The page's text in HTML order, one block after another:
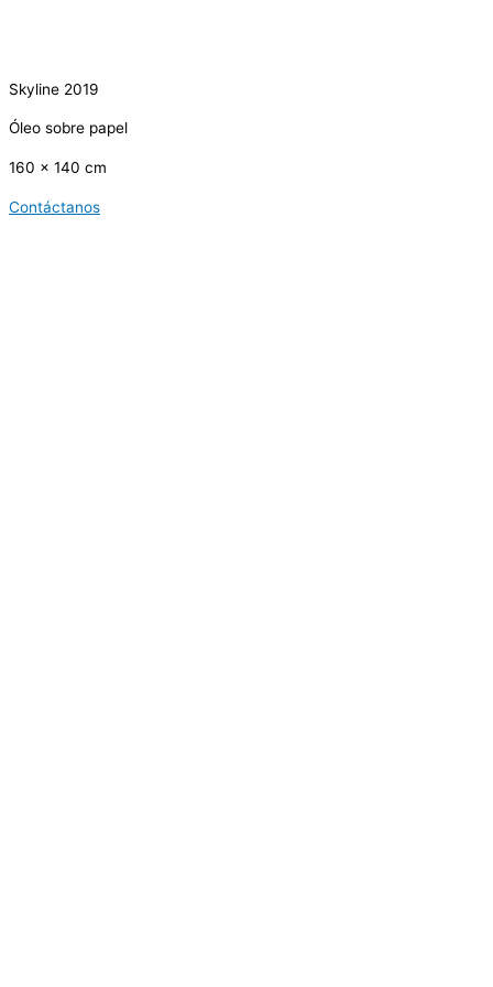
Skyline 2019
Óleo sobre papel
160 x 140 cm
Contáctanos